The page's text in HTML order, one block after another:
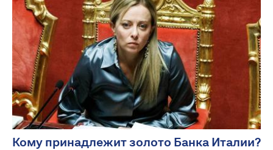
Кому принадлежит золото Банка Италии?